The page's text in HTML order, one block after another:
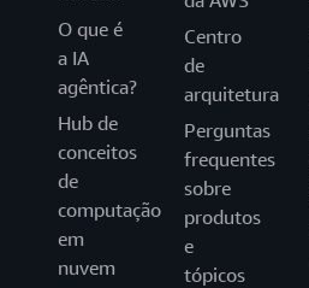
O que é
a IA
agêntica?
Hub de
conceitos
de
computação
em
nuvem
Centro
de
arquitetura
Perguntas
frequentes
sobre
produtos
e
tópicos